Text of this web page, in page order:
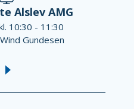
Alslev AMG
10:30 - 11:30
Gundesen